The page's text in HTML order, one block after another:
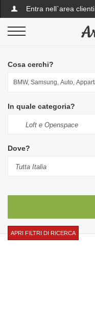
Entra nell`area clienti
Cosa cerchi?
In quale categoria?
Dove?
APRI FILTRI DI RICERCA